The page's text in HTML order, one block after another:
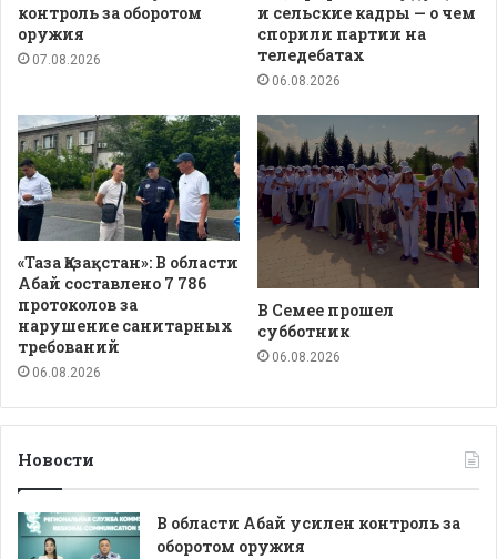
контроль за оборотом
оружия
07.08.2026
и сельские кадры — о чем
спорили партии на
теледебатах
06.08.2026
«Таза Қазақстан»: В области
Абай составлено 7 786
протоколов за
нарушение санитарных
требований
06.08.2026
В Семее прошел
субботник
06.08.2026
Новости
В области Абай усилен контроль за
оборотом оружия